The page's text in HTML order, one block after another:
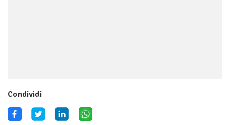
Condividi